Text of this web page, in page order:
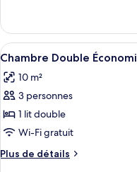
Chambre
Simple
le
type
de
Chambre
Simple
Afficher
toutes
les
photos
pour
ce
type
de
5
Chambre Double
10 m²
3 personnes
1 lit double
Wi-Fi gratuit
Plus de détails
Plus